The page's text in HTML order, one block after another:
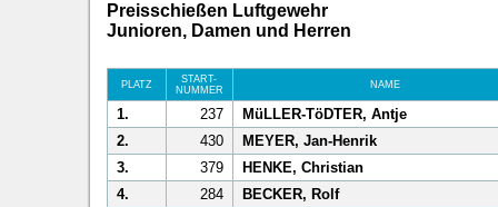
Preisschießen Luftgewehr
Junioren, Damen und Herren
PLATZ
START-
NUMMER
NAME
1. 237
MüLLER-TöDTER, Antje
2.
430
MEYER, Jan-Henrik
3.
379
HENKE, Christian
4.
284
BECKER, Rolf